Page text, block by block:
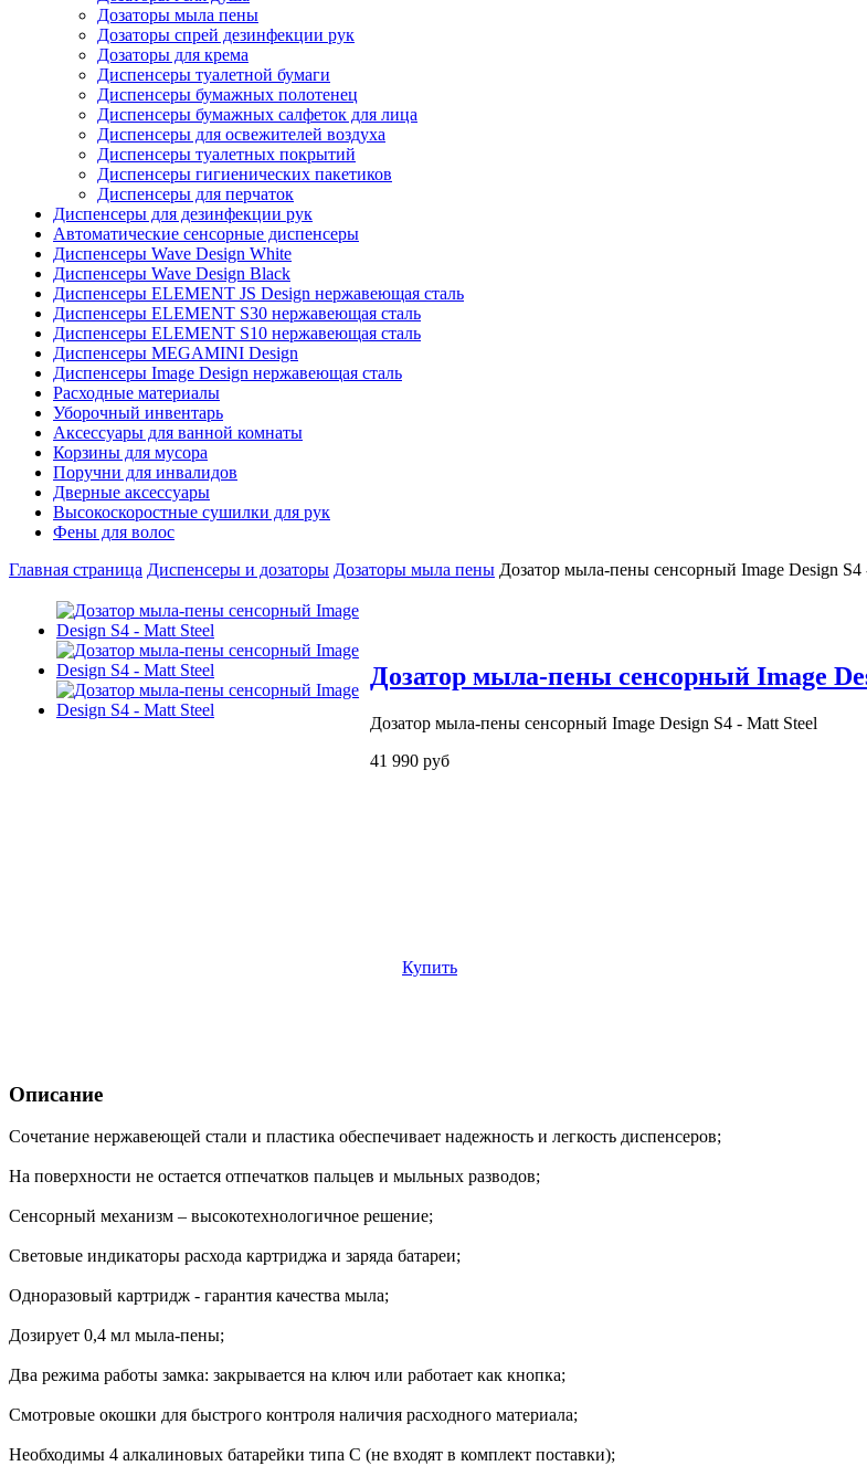
Дозаторы мыла пены
Дозаторы спрей дезинфекции рук
Дозаторы для крема
Диспенсеры туалетной бумаги
Диспенсеры бумажных полотенец
Диспенсеры бумажных салфеток для лица
Диспенсеры для освежителей воздуха
Диспенсеры туалетных покрытий
Диспенсеры гигиенических пакетиков
Диспенсеры для перчаток
Диспенсеры для дезинфекции рук
Автоматические сенсорные диспенсеры
Диспенсеры Wave Design White
Диспенсеры Wave Design Black
Диспенсеры ELEMENT JS Design нержавеющая сталь
Диспенсеры ELEMENT S30 нержавеющая сталь
Диспенсеры ELEMENT S10 нержавеющая сталь
Диспенсеры MEGAMINI Design
Диспенсеры Image Design нержавеющая сталь
Расходные материалы
Уборочный инвентарь
Аксессуары для ванной комнаты
Корзины для мусора
Поручни для инвалидов
Дверные аксессуары
Высокоскоростные сушилки для рук
Фены для волос
Главная страница Диспенсеры и дозаторы Дозаторы мыла пены Дозатор мыла-пены сенсорный Image Design S4
Дозатор мыла-пены сенсорный Image
Дозатор мыла-пены сенсорный Image Design S4 - Matt Steel
41 990 руб
Купить
Описание
Сочетание нержавеющей стали и пластика обеспечивает надежность и легкость диспенсеров;
На поверхности не остается отпечатков пальцев и мыльных разводов;
Сенсорный механизм – высокотехнологичное решение;
Световые индикаторы расхода картриджа и заряда батареи;
Одноразовый картридж - гарантия качества мыла;
Дозирует 0,4 мл мыла-пены;
Два режима работы замка: закрывается на ключ или работает как кнопка;
Смотровые окошки для быстрого контроля наличия расходного материала;
Необходимы 4 алкалиновых батарейки типа C (не входят в комплект поставки);